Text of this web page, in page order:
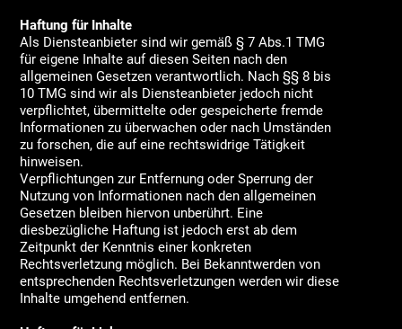
Haftung für Inhalte
Als Diensteanbieter sind wir gemäß § 7 Abs.1 TMG
für eigene Inhalte auf diesen Seiten nach den
allgemeinen Gesetzen verantwortlich. Nach §§ 8 bis
10 TMG sind wir als Diensteanbieter jedoch nicht
verpflichtet, übermittelte oder gespeicherte fremde
Informationen zu überwachen oder nach Umständen
zu forschen, die auf eine rechtswidrige Tätigkeit
hinweisen.
Verpflichtungen zur Entfernung oder Sperrung der
Nutzung von Informationen nach den allgemeinen
Gesetzen bleiben hiervon unberührt. Eine
diesbezügliche Haftung ist jedoch erst ab dem
Zeitpunkt der Kenntnis einer konkreten
Rechtsverletzung möglich. Bei Bekanntwerden von
entsprechenden Rechtsverletzungen werden wir diese
Inhalte umgehend entfernen.